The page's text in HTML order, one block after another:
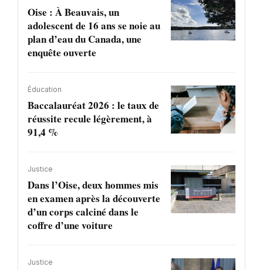
Oise : À Beauvais, un
adolescent de 16 ans se noie au
plan d’eau du Canada, une
enquête ouverte
Éducation
Baccalauréat 2026 : le taux de
réussite recule légèrement, à
91,4 %
Justice
Dans l’Oise, deux hommes mis
en examen après la découverte
d’un corps calciné dans le
coffre d’une voiture
Justice